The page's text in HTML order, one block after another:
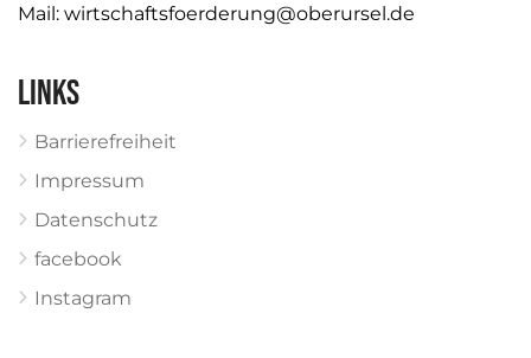
Mail: wirtschaftsfoerderung@oberursel.de
Links
Barrierefreiheit
Impressum
Datenschutz
facebook
Instagram